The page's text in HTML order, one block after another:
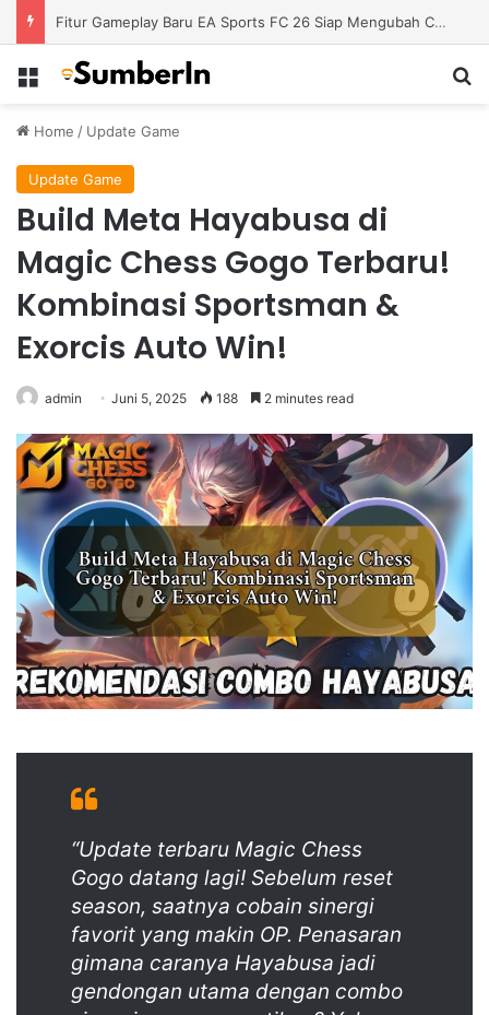
Fitur Gameplay Baru EA Sports FC 26 Siap Mengubah Cara Bermain di Lapangan Virtual
Menu
Home / Update Game
Update Game
Build Meta Hayabusa di
Magic Chess Gogo Terbaru!
Kombinasi Sportsman &
Exorcis Auto Win!
admin Juni 5, 2025 188 2 minutes read
“Update terbaru Magic Chess
Gogo datang lagi! Sebelum reset
season, saatnya cobain sinergi
favorit yang makin OP. Penasaran
gimana caranya Hayabusa jadi
gendongan utama dengan combo